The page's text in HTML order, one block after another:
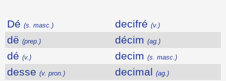
Dé (s. masc.) decifré (v.)
dë (prep.) décim (ag.)
dé (v.) decim (s. masc.)
desse (v. pron.) decimal (ag.)